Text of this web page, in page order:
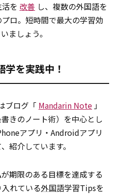
を 改善 し、複数の外国語を
ロ。短時間で最大の学習効
ましょう。
を実践中！
ブログ「 Mandarin Note 」
きのノート術）を中心とし
アプリ・Androidアプリ
紹介しています。
期限のある目標を達成する
れている外国語学習Tipsを